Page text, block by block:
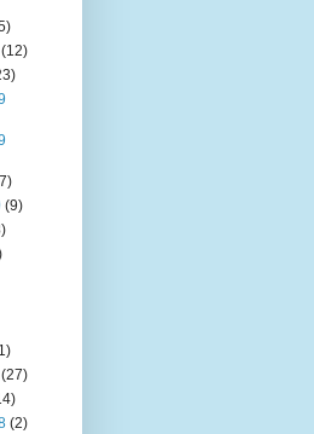
(12)
(9)
(27)
(2)